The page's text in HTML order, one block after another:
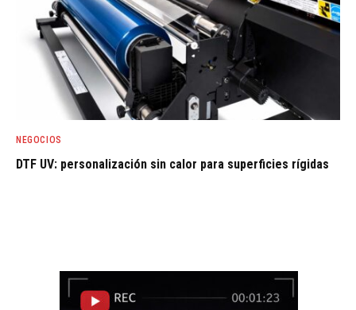
NEGOCIOS
DTF UV: personalización sin calor para superficies rígidas